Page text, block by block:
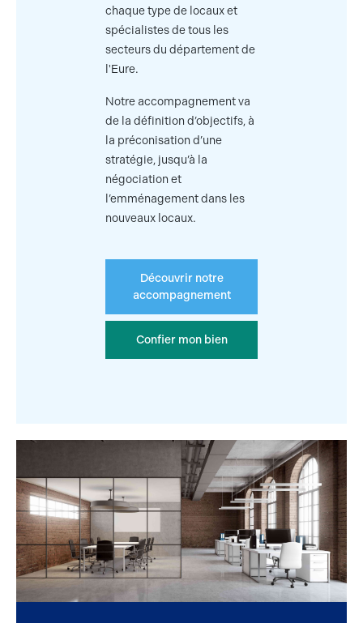
chaque type de locaux et
spécialistes de tous les
secteurs du département de
l'Eure.
Notre accompagnement va
de la définition d’objectifs, à
la préconisation d’une
stratégie, jusqu’à la
négociation et
l’emménagement dans les
nouveaux locaux.
Découvrir notre
accompagnement
Confier mon bien
Location